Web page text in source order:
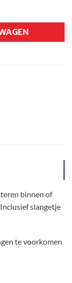
binnen of
slangetje
te voorkomen